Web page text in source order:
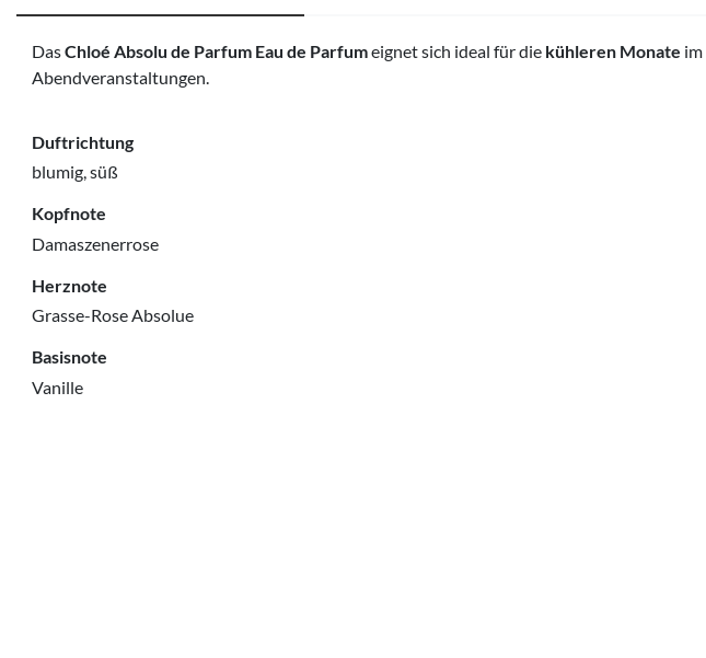
DasChloé Absolu de Parfum Eau de Parfumeignet sich ideal für die kühleren Monate im
Abendveranstaltungen.
Duftrichtung
blumig, süß
Kopfnote
Damaszenerrose
Herznote
Grasse-Rose Absolue
Basisnote
Vanille